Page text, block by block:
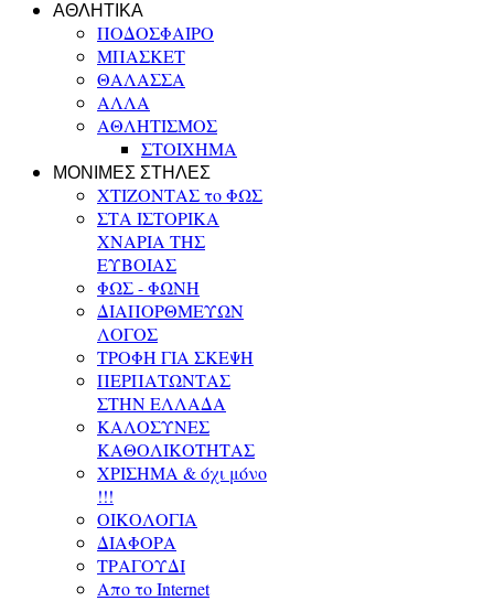
ΑΘΛΗΤΙΚΑ
ΠΟΔΟΣΦΑΙΡΟ
ΜΠΑΣΚΕΤ
ΘΑΛΑΣΣΑ
ΑΛΛΑ
ΑΘΛΗΤΙΣΜΟΣ
ΣΤΟΙΧΗΜΑ
ΜΟΝΙΜΕΣ ΣΤΗΛΕΣ
ΧΤΙΖΟΝΤΑΣ το ΦΩΣ
ΣΤΑ ΙΣΤΟΡΙΚΑ
ΧΝΑΡΙΑ ΤΗΣ
ΕΥΒΟΙΑΣ
ΦΩΣ - ΦΩΝΗ
ΔΙΑΠΟΡΘΜΕΥΩΝ
ΛΟΓΟΣ
ΤΡΟΦΗ ΓΙΑ ΣΚΕΨΗ
ΠΕΡΠΑΤΩΝΤΑΣ
ΣΤΗΝ ΕΛΛΑΔΑ
ΚΑΛΟΣΥΝΕΣ
ΚΑΘΟΛΙΚΟΤΗΤΑΣ
ΧΡΙΣΗΜΑ & όχι μόνο
!!!
ΟΙΚΟΛΟΓΙΑ
ΔΙΑΦΟΡΑ
ΤΡΑΓΟΥΔΙ
Απο το Internet